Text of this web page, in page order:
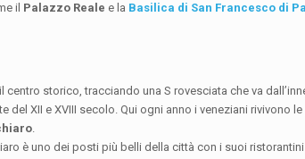
il Palazzo Reale e la Basilica di San Francesco di
storico, tracciando una S rovesciata che va
del XII e XVIII secolo. Qui ogni anno i veneziani rivivono
.
è uno dei posti più belli della città con i suoi